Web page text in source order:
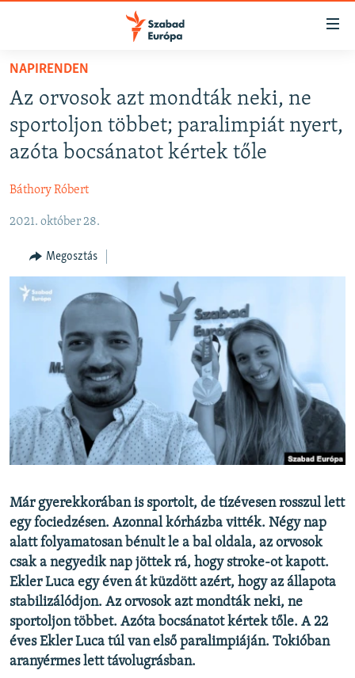
Akadálymentes
Ugrás
fő
oldalra
Ugrás
tartalomjegyzékre
AKTUÁLIS
PODCASTOK
ELEMZŐ
NER15
SZABADON
TÁRSADALOM
DEMOKRÁCIA
A PÉNZ NYOMÁBAN
EURÓPAI UNIÓ
KLÍMAVÁLTOZÁS
A MÚLT TANULSÁGAI
KÖVESSEN MINKET!
Valamennyi RFE/RL weboldal
NAPIRENDEN
Az orvosok azt mondták neki, ne
sportoljon többet; paralimpiát nyert,
azóta bocsánatot kértek tőle
Báthory Róbert
2021. október 28.
Megosztás
Már gyerekkorában is sportolt, de tízévesen rosszul lett
egy fociedzésen. Azonnal kórházba vitték. Négy nap
alatt folyamatosan bénult le a bal oldala, az orvosok
csak a negyedik nap jöttek rá, hogy stroke-ot kapott.
Ekler Luca egy éven át küzdött azért, hogy az állapota
stabilizálódjon. Az orvosok azt mondták neki, ne
sportoljon többet. Azóta bocsánatot kértek tőle. A 22
éves Ekler Luca túl van első paralimpiáján. Tokióban
aranyérmes lett távolugrásban.
FELIRATKOZÁS